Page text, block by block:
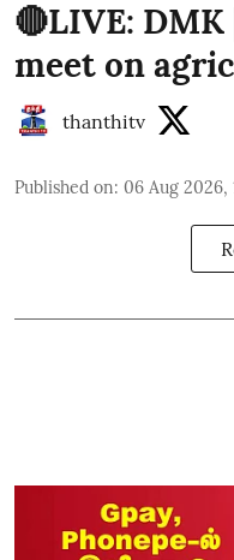
🔴LIVE:
meet on
thanthitv
Published on: 06 Aug 2026,